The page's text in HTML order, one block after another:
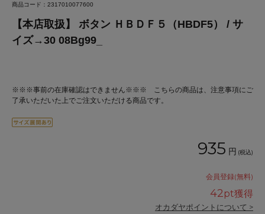
商品コード：2317010077600
【本店取扱】 ボタン ＨＢＤＦ５（HBDF5） / サ
イズ→30 08Bg99_
※※※事前の在庫確認はできません※※※ こちらの商品は、注意事項にご
了承いただいた上でご注文いただける商品です。
935 円 (税込)
会員登録(無料)
42pt獲得
オカダヤポイントについて >